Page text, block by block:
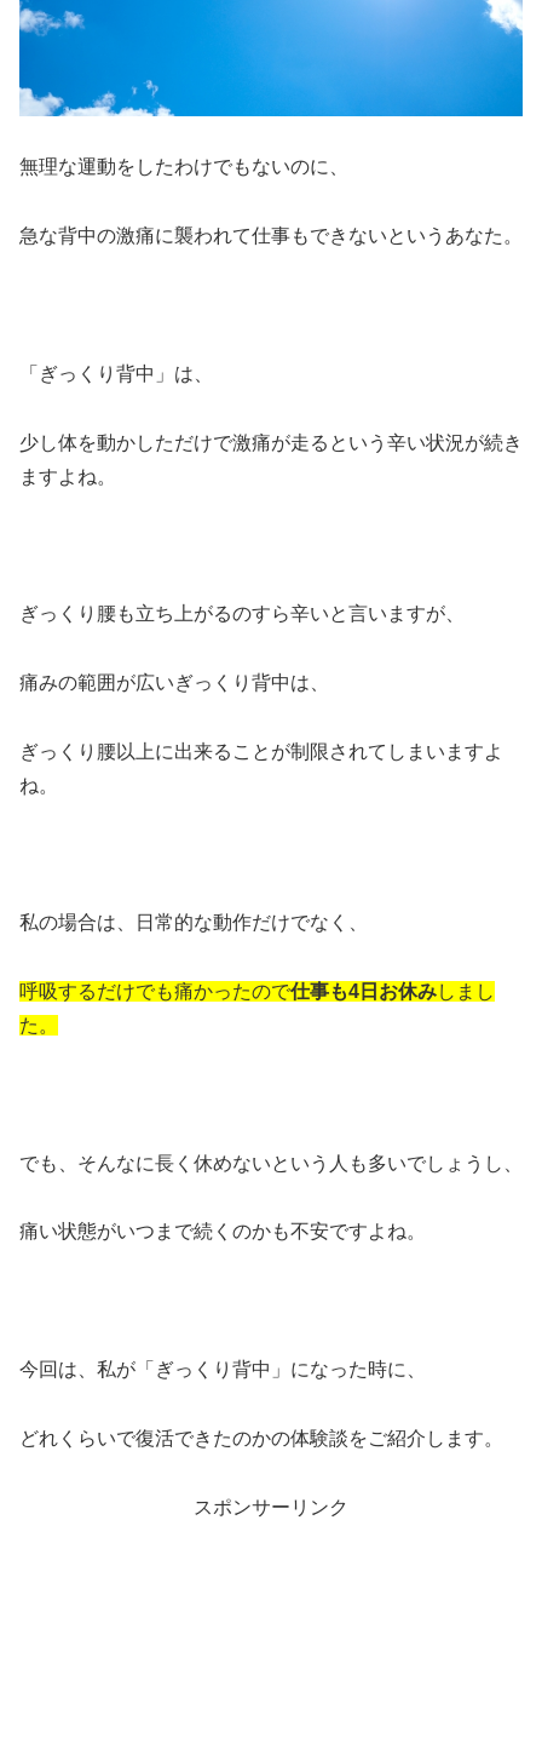
無理な運動をしたわけでもないのに、
急な背中の激痛に襲われて仕事もできないというあなた。
「ぎっくり背中」は、
少し体を動かしただけで激痛が走るという辛い状況が続き
ますよね。
ぎっくり腰も立ち上がるのすら辛いと言いますが、
痛みの範囲が広いぎっくり背中は、
ぎっくり腰以上に出来ることが制限されてしまいますよ
ね。
私の場合は、日常的な動作だけでなく、
呼吸するだけでも痛かったので仕事も4日お休みしまし
た。
でも、そんなに長く休めないという人も多いでしょうし、
痛い状態がいつまで続くのかも不安ですよね。
今回は、私が「ぎっくり背中」になった時に、
どれくらいで復活できたのかの体験談をご紹介します。
スポンサーリンク